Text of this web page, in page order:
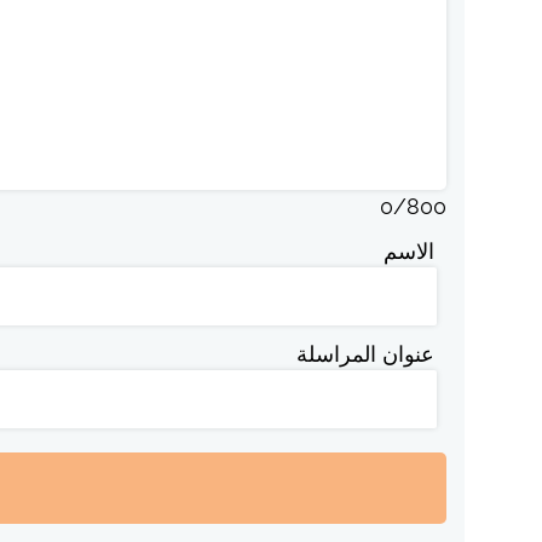
0/800
الاسم
عنوان المراسلة